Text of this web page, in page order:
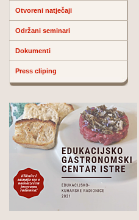
Otvoreni natječaji
Održani seminari
Dokumenti
Press cliping